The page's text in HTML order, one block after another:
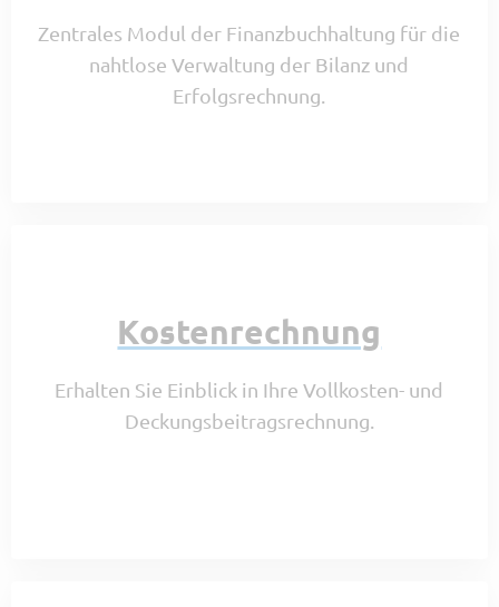
Zentrales Modul der Finanzbuchhaltung für die
nahtlose Verwaltung der Bilanz und
Erfolgsrechnung.
Kostenrechnung
Erhalten Sie Einblick in Ihre Vollkosten- und
Deckungsbeitragsrechnung.